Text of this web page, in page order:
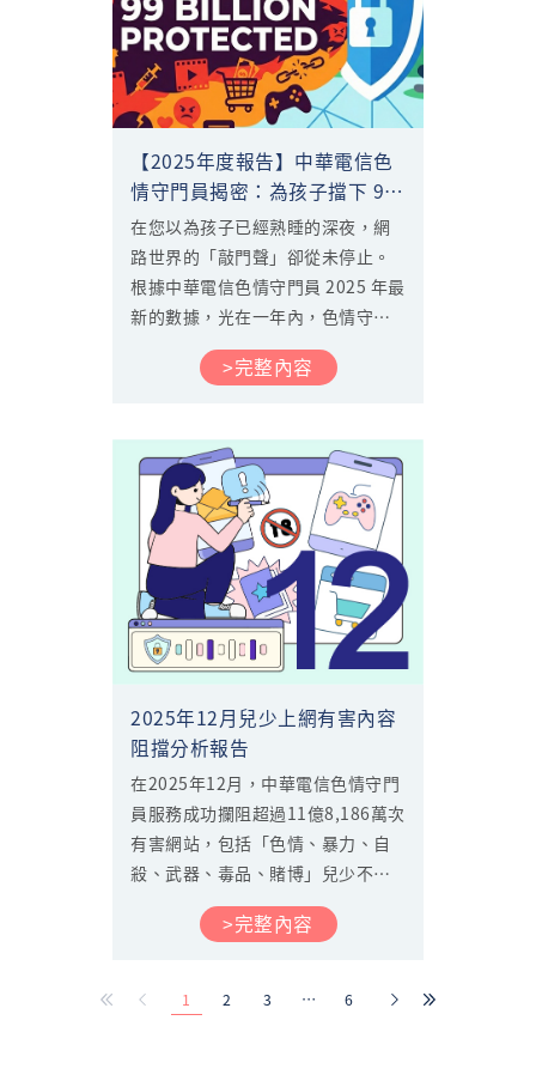
【2025年度報告】中華電信色
情守門員揭密：為孩子擋下 99
億次威脅！
在您以為孩子已經熟睡的深夜，網
路世界的「敲門聲」卻從未停止。
根據中華電信色情守門員 2025 年最
新的數據，光在一年內，色情守門
員就為用戶防護超過了 99 億次。這
不僅是一個數字，更是破億次守護
器、毒品、賭博等兒少不宜網路內
容的防禦。究竟孩子們都在看什
麼？哪個時段最危險？這份年度報
告將為您揭曉真相。...
>完整內容
2025年12月兒少上網有害內容
阻擋分析報告
在2025年12月，中華電信色情守門
員服務成功攔阻超過11億8,186萬次
有害網站，包括「色情、暴力、自
殺、武器、毒品、賭博」兒少不宜
的六大有害網站，另外針對「影音
串流、社交軟體、遊戲平台」等自
有效保障了用戶的上網安全，接下
來看中華電信色情守門員為用戶攔
>完整內容
1 2 3 … 6